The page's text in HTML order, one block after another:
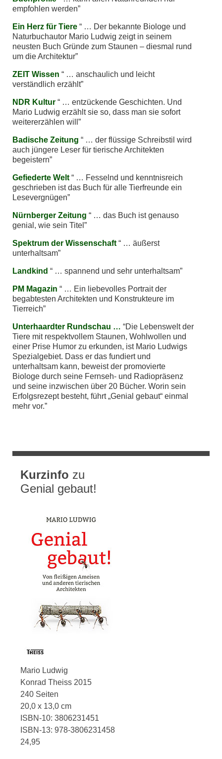
empfohlen werden
Ein Herz für Tiere … Der bekannte Biologe und
Naturbuchautor Mario Ludwig zeigt in seinem
neusten Buch Gründe zum Staunen – diesmal rund
um die Architektur
ZEIT Wissen … anschaulich und leicht
verständlich erzählt
NDR Kultur … entzückende Geschichten. Und
Mario Ludwig erzählt sie so, dass man sie sofort
weitererzählen will
Badische Zeitung … der flüssige Schreibstil wird
auch jüngere Leser für tierische Architekten
begeistern
Gefiederte Welt … Fesselnd und kenntnisreich
geschrieben ist das Buch für alle Tierfreunde ein
Lesevergnügen
Nürnberger Zeitung … das Buch ist genauso
genial, wie sein Titel
Spektrum der Wissenschaft … äußerst
unterhaltsam
Landkind … spannend und sehr unterhaltsam
PM Magazin … Ein liebevolles Portrait der
begabtesten Architekten und Konstrukteure im
Tierreich
Unterhaardter Rundschau … Die Lebenswelt der
Tiere mit respektvollem Staunen, Wohlwollen und
einer Prise Humor zu erkunden, ist Mario Ludwigs
Spezialgebiet. Dass er das fundiert und
unterhaltsam kann, beweist der promovierte
Biologe durch seine Fernseh- und Radiopräsenz
und seine inzwischen über 20 Bücher. Worin sein
Erfolgsrezept besteht, führt „Genial gebaut“ einmal
mehr vor.
Kurzinfo zu
Genial gebaut!
Mario Ludwig
Konrad Theiss 2015
240 Seiten
20,0 x 13,0 cm
ISBN-10: 3806231451
ISBN-13: 978-3806231458
24,95